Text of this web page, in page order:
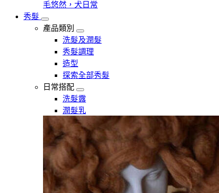
毛悠然，犬日常
秀髮
產品類別
洗髮及潤髮
秀髮調理
造型
探索全部秀髮
日常搭配
洗髮露
潤髮乳